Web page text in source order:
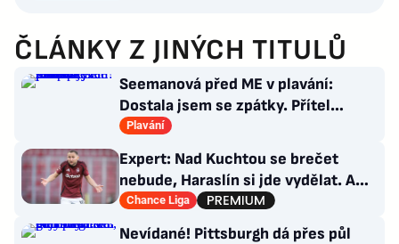
ČLÁNKY Z JINÝCH TITULŮ
Seemanová před ME v plavání:
Dostala jsem se zpátky. Přítel
Choupenitch? Motivuje mě
Plavání
Expert: Nad Kuchtou se brečet
nebude, Haraslín si jde vydělat. A
ambice na titul? Až za rok
Chance Liga
Nevídané! Pittsburgh dá přes půl